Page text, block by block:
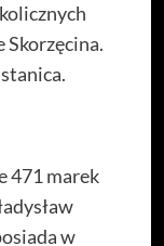
Skorzęcina.
471 marek
w